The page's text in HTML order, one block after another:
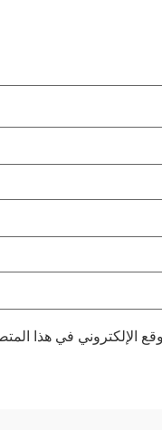
الإلكتروني في هذا